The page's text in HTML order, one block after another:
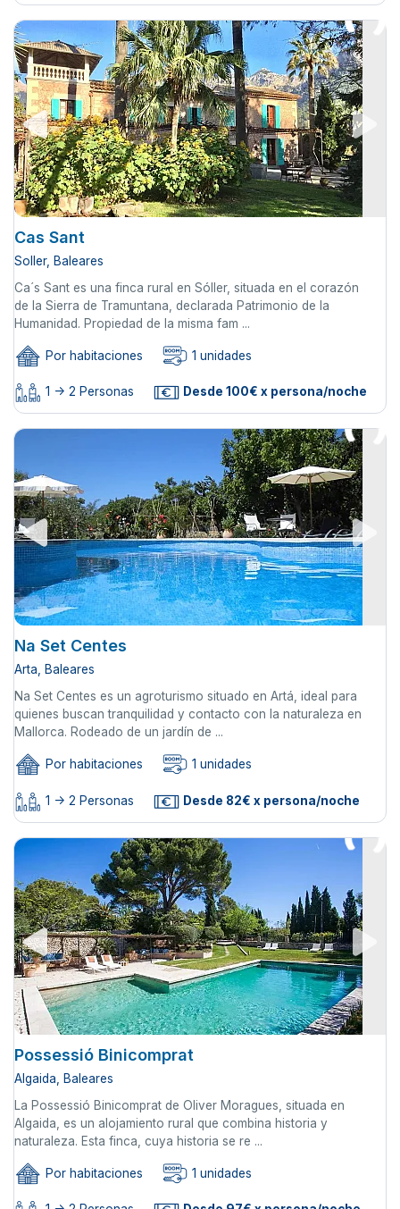
Cas Sant
Soller, Baleares
Ca´s Sant es una finca rural en Sóller, situada en el corazón
de la Sierra de Tramuntana, declarada Patrimonio de la
Humanidad. Propiedad de la misma fam ...
Por habitaciones 1 unidades
1 -> 2 Personas Desde 100€ x persona/noche
Na Set Centes
Arta, Baleares
Na Set Centes es un agroturismo situado en Artá, ideal para
quienes buscan tranquilidad y contacto con la naturaleza en
Mallorca. Rodeado de un jardín de ...
Por habitaciones 1 unidades
1 -> 2 Personas Desde 82€ x persona/noche
Possessió Binicomprat
Algaida, Baleares
La Possessió Binicomprat de Oliver Moragues, situada en
Algaida, es un alojamiento rural que combina historia y
naturaleza. Esta finca, cuya historia se re ...
Por habitaciones 1 unidades